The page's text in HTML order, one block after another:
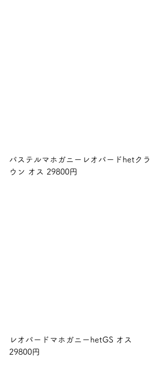
パステルマホガニーレオパードhetクラ
ウン オス 29800円
レオパードマホガニーhetGS オス
29800円